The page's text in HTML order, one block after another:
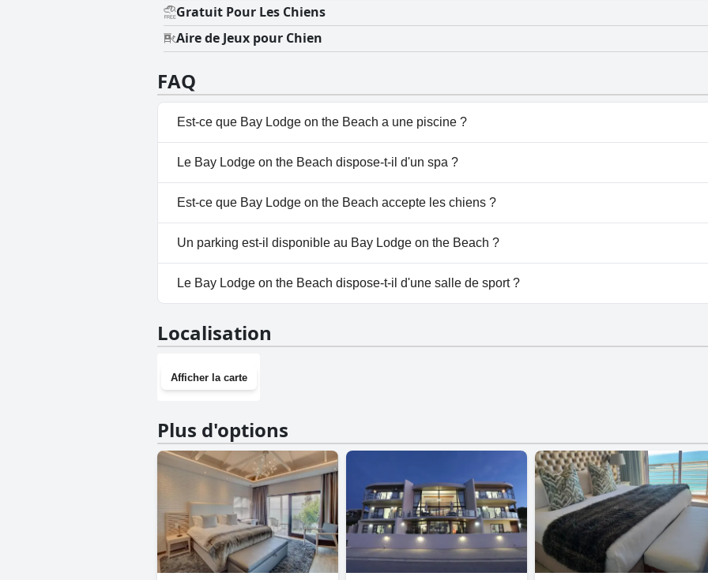
Gratuit Pour Les Chiens
Aire de Jeux pour Chien
FAQ
Est-ce que Bay Lodge on the Beach a une piscine ?
Non, Bay Lodge on the Beach n'a pas de piscine.
Le Bay Lodge on the Beach dispose-t-il d'un spa ?
Non, il n'y a pas de spa à Bay Lodge on the Beach.
Est-ce que Bay Lodge on the Beach accepte les chiens ?
Oui, Bay Lodge on the Beach accueille les chiens.Pour plus d'informations, lisez les
Accepté
Un parking est-il disponible au Bay Lodge on the Beach ?
Non, il n'y a pas de parking à Bay Lodge on the Beach.
Le Bay Lodge on the Beach dispose-t-il d'une salle de sport ?
Localisation
Afficher la carte
Plus d'options